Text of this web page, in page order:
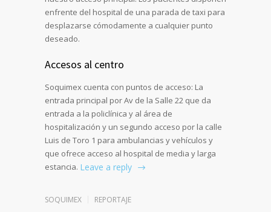
enfrente del hospital de una parada de taxi para
desplazarse cómodamente a cualquier punto
deseado.
Accesos al centro
Soquimex cuenta con puntos de acceso: La
entrada principal por Av de la Salle 22 que da
entrada a la policlínica y al área de
hospitalización y un segundo acceso por la calle
Luis de Toro 1 para ambulancias y vehículos y
que ofrece acceso al hospital de media y larga
estancia. Leave a reply
SOQUIMEX REPORTAJE